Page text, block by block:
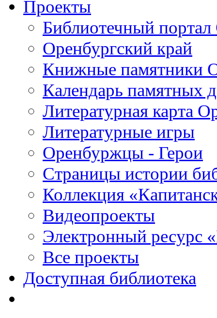
Проекты
Библиотечный портал
Оренбургский край
Книжные памятники
Календарь памятных
Литературная карта
Литературные игры
Оренбуржцы - Герои
Страницы истории
Коллекция
Видеопроекты
Электронный ресурс
Все проекты
Доступная библиотека